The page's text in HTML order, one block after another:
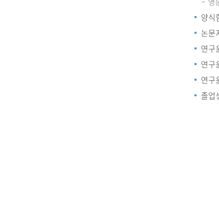
양식
논문
연구
연구
연구
졸업